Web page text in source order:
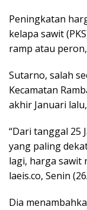
Peningkatan
kelapa sawit
ramp atau
Sutarno, salah
Kecamatan
akhir Januari
“Dari tanggal 25
yang paling
lagi, harga sawit
laeis.co, Senin
Dia